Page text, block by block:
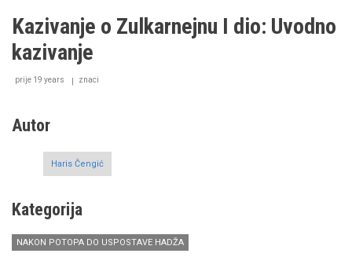
alejhisselam
Kazivanje o Zulkarnejnu I dio: Uvodno
kazivanje
prije 19 years znaci
Autor
Haris Čengić
Kategorija
NAKON POTOPA DO USPOSTAVE HADŽA